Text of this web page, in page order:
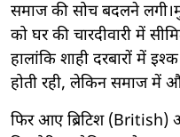
समाज की सोच बदलने
को घर की चारदीवारी में
हालांकि शाही दरबारों में
होती रही, लेकिन समाज में
फिर आए ब्रिटिश (British)